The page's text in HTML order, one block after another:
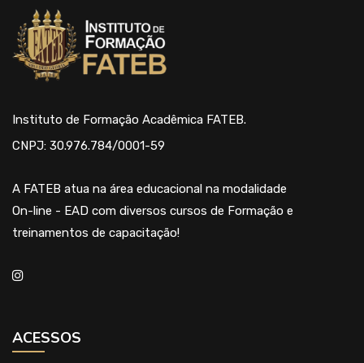
Instituto de Formação Acadêmica FATEB.
CNPJ: 30.976.784/0001-59
A FATEB atua na área educacional na modalidade
On-line - EAD com diversos cursos de Formação e
treinamentos de capacitação!
ACESSOS